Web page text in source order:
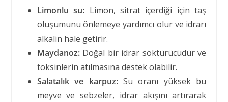
Limonlu su: Limon, sitrat içerdiği için taş
oluşumunu önlemeye yardımcı olur ve idrarı
alkalin hale getirir.
Maydanoz:Doğal bir idrar söktürücüdür ve
toksinlerin atılmasına destek olabilir.
Salatalık ve karpuz:Su oranı yüksek bu
meyve ve sebzeler, idrar akışını artırarak